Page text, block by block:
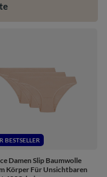
BESTSELLER
Damen Slip Baumwolle
Körper Für Unsichtbaren